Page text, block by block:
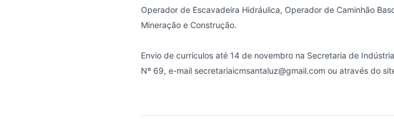
Operador de Escavadeira Hidráulica, Operador de Caminhão
Mineração e Construção.
Envio de currículos até 14 de novembro na Secretaria de
Nº 69, e-mail secretariaicmsantaluz@gmail.com ou através do